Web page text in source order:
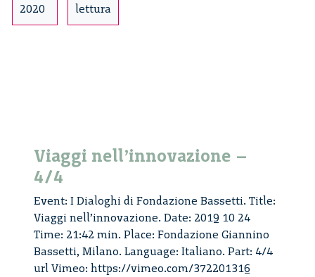
2020
lettura
Viaggi nell’innovazione –
4/4
Event: I Dialoghi di Fondazione Bassetti. Title:
Viaggi nell’innovazione. Date: 2019 10 24
Time: 21:42 min. Place: Fondazione Giannino
Bassetti, Milano. Language: Italiano. Part: 4/4
url Vimeo: https://vimeo.com/372201316